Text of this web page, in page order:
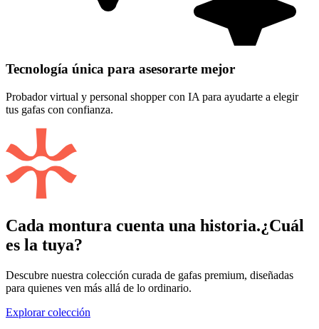
Tecnología única para asesorarte mejor
Probador virtual y personal shopper con IA para ayudarte a elegir
tus gafas con confianza.
Cada montura cuenta una historia.¿Cuál
es la tuya?
Descubre nuestra colección curada de gafas premium, diseñadas
para quienes ven más allá de lo ordinario.
Explorar colección